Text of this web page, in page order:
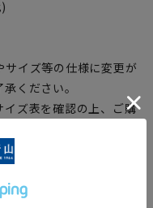
イズ等の仕様に変更が
ください。
ズ表を確認の上、ご購
や実際のサイズ表に若
めご了承ください。
載しております。一